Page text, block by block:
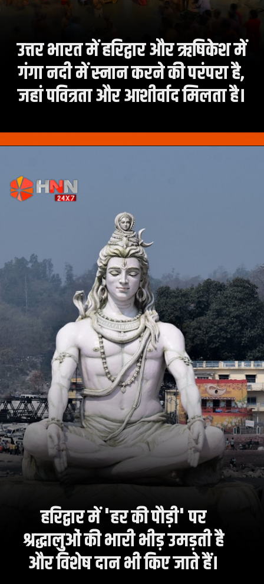
उत्तर भारत में हरिद्वार और ऋषिकेश में
गंगा नदी में स्नान करने की परंपरा है,
हरिद्वार में 'हर की पौड़ी' पर
श्रद्धालुओं की भारी भीड़ उमड़ती है
और विशेष दान भी किए जाते हैं।